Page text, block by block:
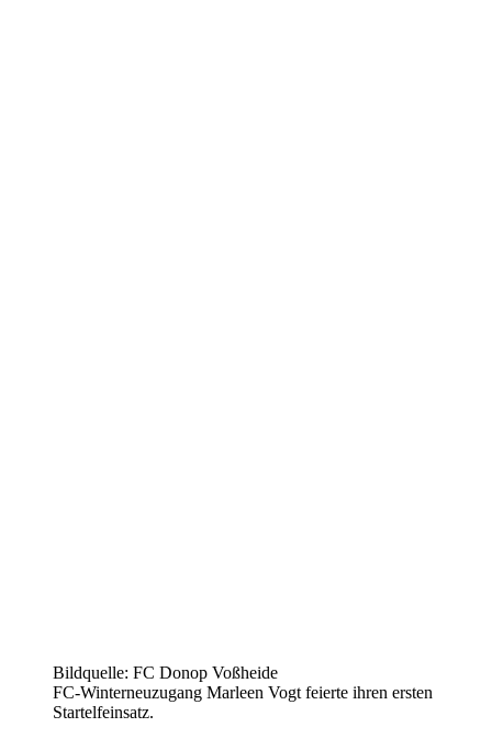
Bildquelle: FC Donop Voßheide
FC-Winterneuzugang Marleen Vogt feierte ihren ersten
Startelfeinsatz.